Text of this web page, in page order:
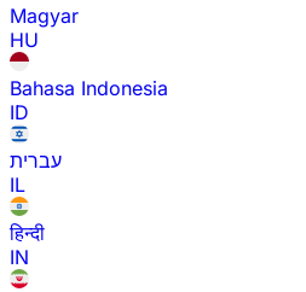
Magyar
HU
Bahasa Indonesia
ID
עברית
IL
हिन्दी
IN